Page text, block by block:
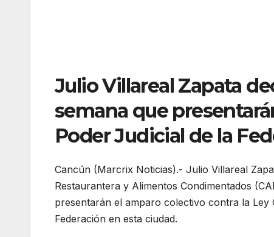
Julio Villareal Zapata
semana que
Poder Judicial de la
Cancún (Marcrix Noticias).- Julio Villareal
Restaurantera y Alimentos Condimentados
presentarán el amparo colectivo contra la
Federación en esta ciudad.